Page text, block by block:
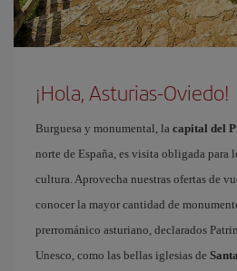
¡Hola, Asturias-Oviedo!
Burguesa y monumental, la capital del
norte de España, es visita obligada para
cultura. Aprovecha nuestras ofertas de
conocer la mayor cantidad de
prerrománico asturiano, declarados
Unesco, como las bellas iglesias de